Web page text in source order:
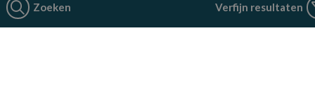
Zoeken Verfijn resultaten